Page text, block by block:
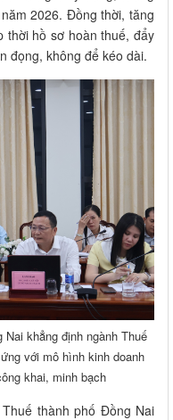
2026. Đồng thời, tăng
thời hồ sơ hoàn thuế, đẩy
đọng, không để kéo dài.
khẳng định ngành Thuế
với mô hình kinh doanh
khai, minh bạch
thành phố Đồng Nai